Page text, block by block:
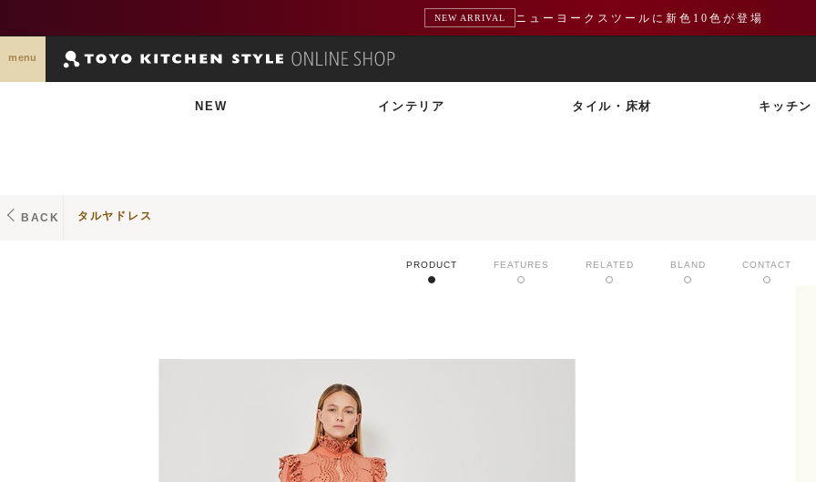
NEW ARRIVAL ニューヨークスツールに新色10色が登場
menu
NEW インテリア タイル・床材 キッチン
BACK タルヤドレス
PRODUCT FEATURES RELATED BLAND CONTACT